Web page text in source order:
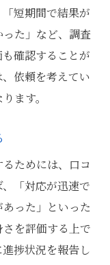
短期間で結果が
た」など、調査
確認することが
依頼を考えてい
ます。
ためには、口コ
「対応が迅速で
った」といった
を評価する上で
捗状況を報告し